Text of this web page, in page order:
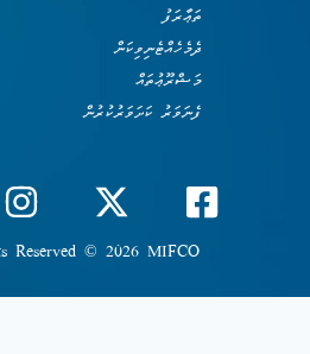
ތަޢާރަފު
ދެމެހެއްޓެނިވިކަން
މަޝްރޫޢުތައް
ފެނަވަރު ކަށަވަރުކުރުން
Reserved © 2026 MIFCO